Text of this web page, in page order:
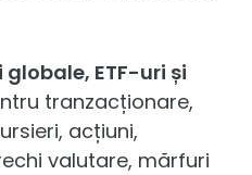
ETF-uri și
tranzacționare,
acțiuni,
valutare, mărfuri